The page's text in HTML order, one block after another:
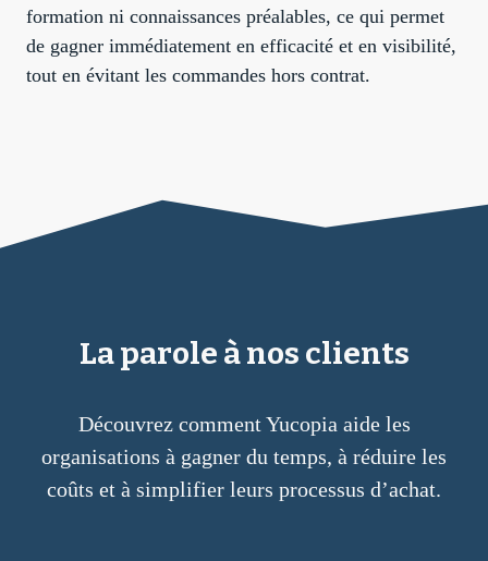
formation ni connaissances préalables, ce qui permet
de gagner immédiatement en efficacité et en visibilité,
tout en évitant les commandes hors contrat.
La parole à nos clients
Découvrez comment Yucopia aide les
organisations à gagner du temps, à réduire les
coûts et à simplifier leurs processus d’achat.